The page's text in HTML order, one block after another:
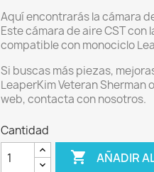
Aquí encontrarás la cámara
Este cámara de aire CST con
compatible con monociclo
Si buscas más piezas,
LeaperKim Veteran Sherman
web, contacta con nosotros.
Cantidad
 AÑADIR